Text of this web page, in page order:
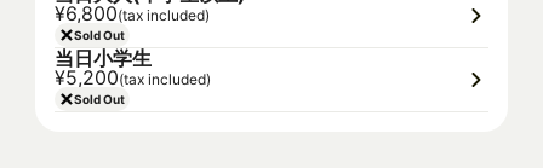
¥6,800(tax included)
Sold Out
当日小学生
¥5,200(tax included)
Sold Out